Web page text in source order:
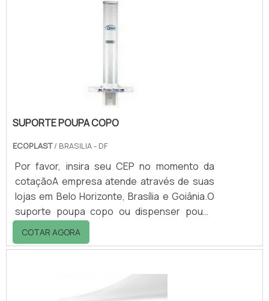
mesmo resultado quando se muda essa
fonte de iluminação incidente nos objetos é
chamada de Metameria.O fenômeno da
SUPORTE POUPA COPO
ECOPLAST/ BRASILIA - DF
Por favor, insira seu CEP no momento da
cotaçãoA empresa atende através de suas
lojas em Belo Horizonte, Brasília e Goiânia.O
suporte poupa copo ou dispenser poupa
copo é produzido com designer moderno
para trazer praticidade e economia de ate
lado a higiene pois o compartimento onde
fica os copos é totalmente fechado,
COTAR AGORA